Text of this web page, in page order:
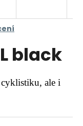
black
ale i